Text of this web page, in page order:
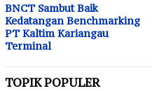
BNCT Sambut Baik
Kedatangan Benchmarking
PT Kaltim Kariangau
Terminal
TOPIK POPULER